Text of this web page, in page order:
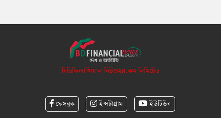
বিডিফিন্যান্সিয়াল নিউজ২৪.কম লিমিটেড
ফেসবুক ইন্সটাগ্রাম ইউটিউব